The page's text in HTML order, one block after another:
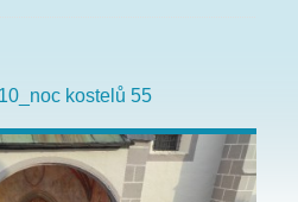
kostelů 55